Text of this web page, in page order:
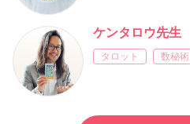
ケンタロウ先生
タロット 数秘術